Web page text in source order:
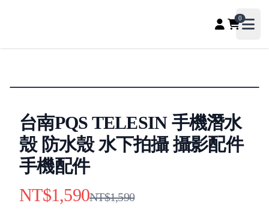
PQS自媒體器材專賣店、收音補光、直播聲卡配件專賣，影
0
台南PQS TELESIN 手機潛水
殼 防水殼 水下拍攝 攝影配件
手機配件
Product information
NT$1,590NT$1,590